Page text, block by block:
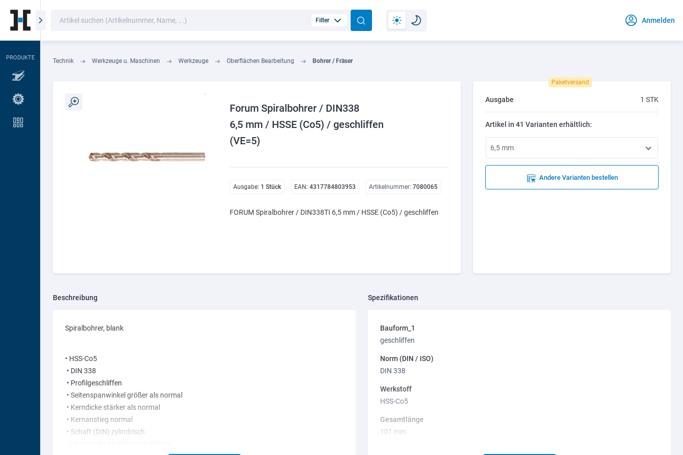
Filter Anmelden
PRODUKTE
Bearbeitung
Drehen
Stemmen, Meißeln,
Technik Werkzeuge u. Maschinen Werkzeuge Oberflächen Bearbeitung Bohrer / Fräser
Forum Spiralbohrer / DIN338
6,5 mm / HSSE (Co5) / geschliffen
(VE=5)
Ausgabe: 1 Stück EAN:4317784803953 Artikelnummer:7080065
FORUM Spiralbohrer / DIN338TI 6,5 mm / HSSE (Co5) / geschliffen
Paketversand
Ausgabe 1 STK
Artikel in 41 Varianten erhältlich:
6,5 mm
Andere Varianten bestellen
Beschreibung
Spiralbohrer, blank
• HSS-Co5
• DIN 338
• Profilgeschliffen
• Seitenspanwinkel größer als normal
• Kerndicke stärker als normal
• Kernanstieg normal
• Schaft (DIN) zylindrisch
Spezifikationen
Bauform_1
geschliffen
Norm (DIN / ISO)
DIN 338
Werkstoff
HSS-Co5
Gesamtlänge
101 mm